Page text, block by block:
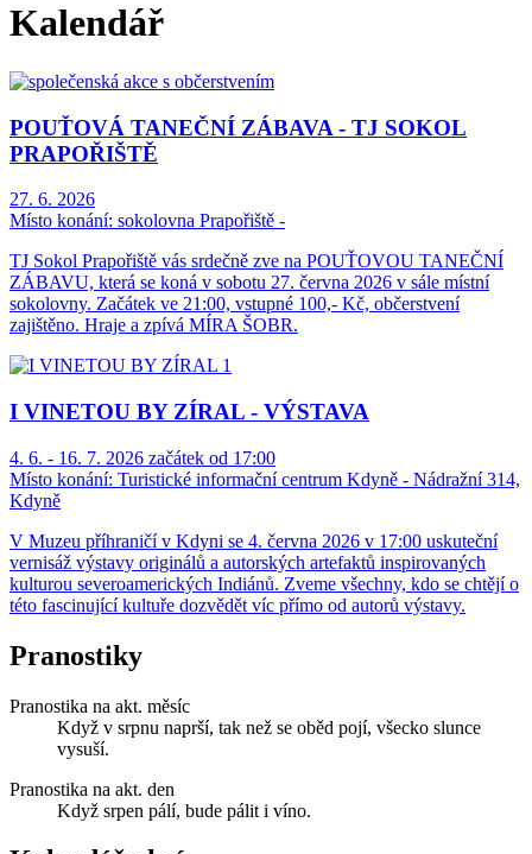
Kalendář
POUŤOVÁ TANEČNÍ ZÁBAVA - TJ SOKOL
PRAPOŘIŠTĚ
27. 6. 2026
Místo konání: sokolovna Prapořiště -
TJ Sokol Prapořiště vás srdečně zve na POUŤOVOU TANEČNÍ
ZÁBAVU, která se koná v sobotu 27. června 2026 v sále místní
sokolovny. Začátek ve 21:00, vstupné 100,- Kč, občerstvení
zajištěno. Hraje a zpívá MÍRA ŠOBR.
I VINETOU BY ZÍRAL - VÝSTAVA
4. 6. - 16. 7. 2026 začátek od 17:00
Místo konání: Turistické informační centrum Kdyně - Nádražní 314,
Kdyně
V Muzeu příhraničí v Kdyni se 4. června 2026 v 17:00 uskuteční
vernisáž výstavy originálů a autorských artefaktů inspirovaných
kulturou severoamerických Indiánů. Zveme všechny, kdo se chtějí o
této fascinující kultuře dozvědět víc přímo od autorů výstavy.
Pranostiky
Pranostika na akt. měsíc
Když v srpnu naprší, tak než se oběd pojí, všecko slunce
vysuší.
Pranostika na akt. den
Když srpen pálí, bude pálit i víno.